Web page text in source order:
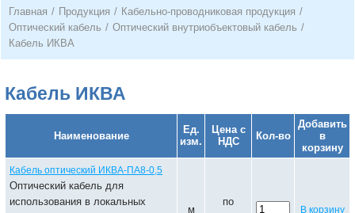
Главная / Продукция / Кабельно-проводниковая продукция /
Оптический кабель / Оптический внутриобъектовый кабель /
Кабель ИКВА
Кабель ИКВА
Наименование
Ед.
изм.
Цена с
НДС
Кол-во
Добавить
в
корзину
Кабель оптический ИКВА-ПА8-0,5
Оптический кабель для
использования в локальных
м
по
В корзину